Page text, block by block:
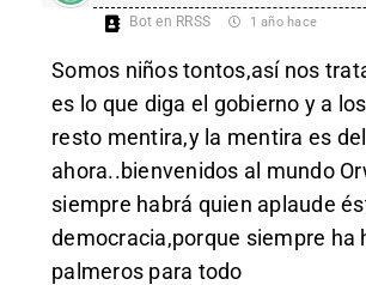
Bot en RRSS 1 año hace
Somos niños tontos,así nos
es lo que diga el gobierno y a
resto mentira,y la mentira es
ahora..bienvenidos al mundo
siempre habrá quien aplaude
democracia,porque siempre ha
palmeros para todo